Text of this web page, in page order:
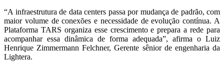
“A infraestrutura de data centers passa por mudança de padrão, com
maior volume de conexões e necessidade de evolução contínua. A
Plataforma TARS organiza esse crescimento e prepara a rede para
acompanhar essa dinâmica de forma adequada”, afirma o Luiz
Henrique Zimmermann Felchner, Gerente sênior de engenharia da
Lightera.